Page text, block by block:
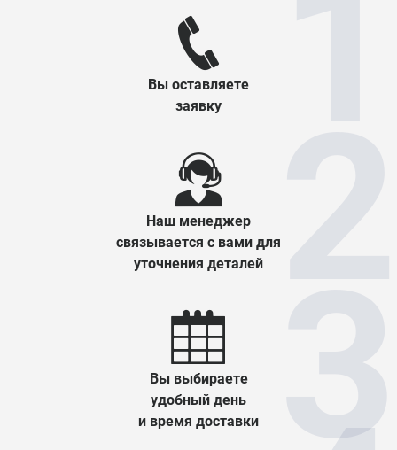
Вы оставляете
заявку
Наш менеджер
связывается с вами для
уточнения деталей
Вы выбираете
удобный день
и время доставки